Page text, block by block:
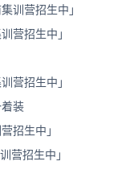
训营招生中」
营招生中」
营招生中」
装
招生中」
营招生中」